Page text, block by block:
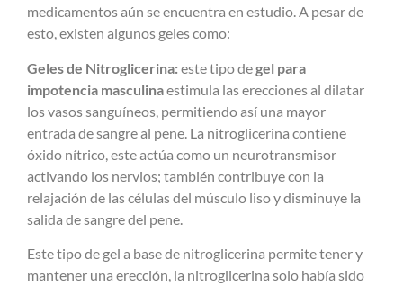
medicamentos aún se encuentra en estudio. A pesar de
esto, existen algunos geles como:
Geles de Nitroglicerina:este tipo degel para
impotencia masculinaestimula las erecciones al dilatar
los vasos sanguíneos, permitiendo así una mayor
entrada de sangre al pene. La nitroglicerina contiene
óxido nítrico, este actúa como un neurotransmisor
activando los nervios; también contribuye con la
relajación de las células del músculo liso y disminuye la
salida de sangre del pene.
Este tipo de gel a base de nitroglicerina permite tener y
mantener una erección, la nitroglicerina solo había sido